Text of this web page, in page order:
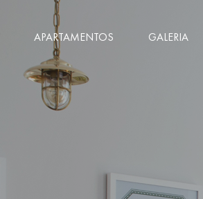
APARTAMENTOS GALERIA